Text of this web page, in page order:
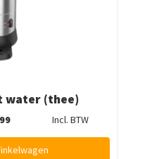
water (thee)
Incl. BTW